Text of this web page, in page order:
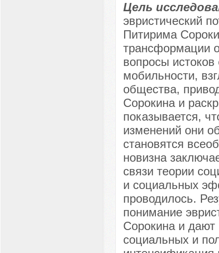
Цель
эвристический
Питирима
трансформации
вопросы
мобильности,
общества,
Сорокина и
показывается,
изменений они
становятся
новизна
связи теории
и социальных
проводилось.
понимание
Сорокина и дают
социальных и